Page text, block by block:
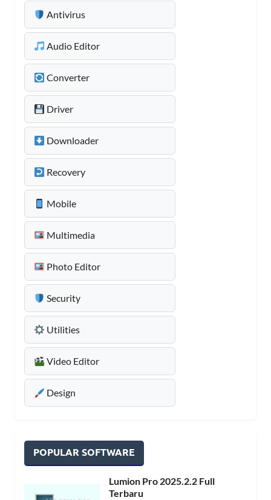
Antivirus
Audio Editor
Converter
Driver
Downloader
Recovery
Mobile
Multimedia
Photo Editor
Security
Utilities
Video Editor
Design
POPULAR SOFTWARE
Lumion Pro 2025.2.2 Full
Terbaru